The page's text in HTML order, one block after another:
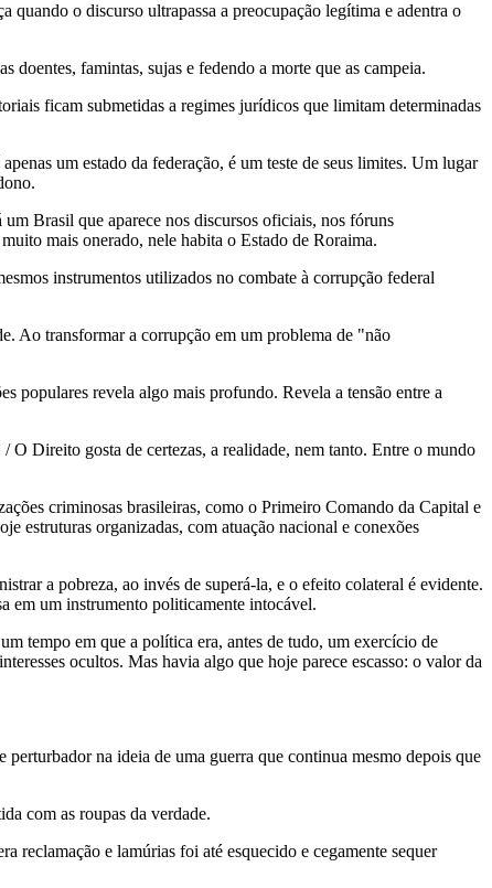
o discurso ultrapassa a preocupação legítima e adentra o
famintas, sujas e fedendo a morte que as campeia.
ficam submetidas a regimes jurídicos que limitam determinadas
um estado da federação, é um teste de seus limites. Um lugar
que aparece nos discursos oficiais, nos fóruns
mais onerado, nele habita o Estado de Roraima.
instrumentos utilizados no combate à corrupção federal
transformar a corrupção em um problema de "não
revela algo mais profundo. Revela a tensão entre a
gosta de certezas, a realidade, nem tanto. Entre o mundo
criminosas brasileiras, como o Primeiro Comando da Capital e
estruturas organizadas, com atuação nacional e conexões
pobreza, ao invés de superá-la, e o efeito colateral é evidente.
em um instrumento politicamente intocável.
em que a política era, antes de tudo, um exercício de
ocultos. Mas havia algo que hoje parece escasso: o valor da
na ideia de uma guerra que continua mesmo depois que
com as roupas da verdade.
e lamúrias foi até esquecido e cegamente sequer